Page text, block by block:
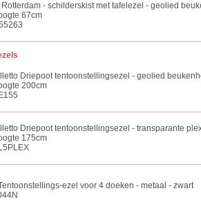
Rotterdam - schilderskist met tafelezel - geolied
67cm
Driepoot tentoonstellingsezel - geolied
200cm
Driepoot tentoonstellingsezel - transparante
175cm
ezel voor 4 doeken - metaal - zwart